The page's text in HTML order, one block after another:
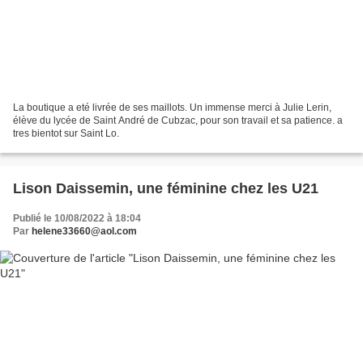
La boutique a eté livrée de ses maillots. Un immense merci à Julie Lerin,
élève du lycée de Saint André de Cubzac, pour son travail et sa patience. a
tres bientot sur Saint Lo.
Lison Daissemin, une féminine chez les U21
Publié le 10/08/2022 à 18:04
Par helene33660@aol.com